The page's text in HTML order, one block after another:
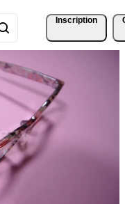
Inscription